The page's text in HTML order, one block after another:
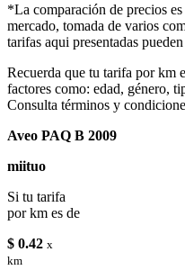
*La comparación de precios
mercado, tomada de varios
tarifas aqui presentadas
Recuerda que tu tarifa por km
factores como: edad, género,
Consulta términos y
Aveo PAQ B 2009
miituo
Si tu tarifa
por km es de
$ 0.42 x
km